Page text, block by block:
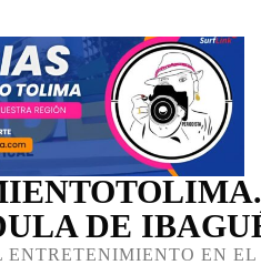
DE
ENTRETENIMIENTO EN